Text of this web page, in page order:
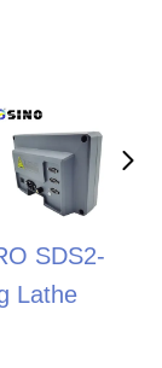
SDS2-
Lathe